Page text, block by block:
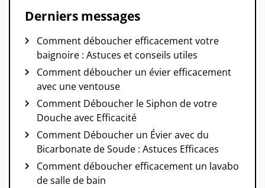
Derniers messages
Comment déboucher efficacement votre
baignoire : Astuces et conseils utiles
Comment déboucher un évier efficacement
avec une ventouse
Comment Déboucher le Siphon de votre
Douche avec Efficacité
Comment Déboucher un Évier avec du
Bicarbonate de Soude : Astuces Efficaces
Comment déboucher efficacement un lavabo
de salle de bain